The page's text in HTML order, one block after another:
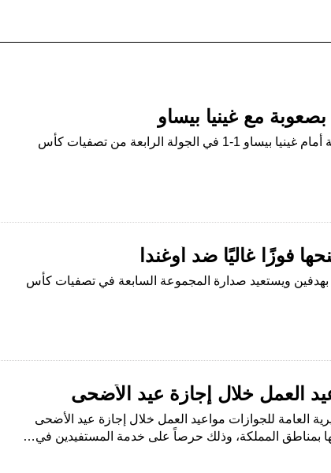
مع غينيا بيساو
منتخب مصر يتعادل بصعوبة أمام غينيا بيساو 1-1 في الجولة الرابعة من تصفيات كأس
فوزًا غاليًا ضد أوغندا
بهدفين ويستعيد صدارة المجموعة السابعة في تصفيات كأس
العمل خلال إجازة عيد الأضحى
العامة للجوازات مواعيد العمل خلال إجازة عيد الأضحى